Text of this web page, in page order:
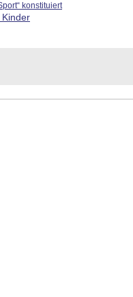
konstituiert